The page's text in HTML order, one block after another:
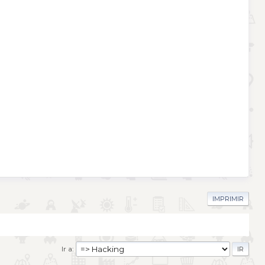
IMPRIMIR
Ir a